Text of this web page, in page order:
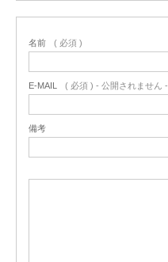
名前 ( 必須 )
E-MAIL ( 必須 ) - 公開されません -
備考